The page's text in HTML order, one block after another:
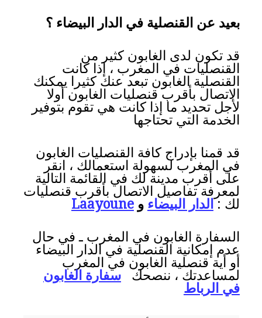
بعيد عن القنصلية في الدار البيضاء ؟
قد تكون لدى الغابون كثير من
القنصليات في المغرب ، إذا كانت
القنصلية الغابون تبعد عنك كثيرا يمكنك
الاتصال بأقرب قنصليات الغابون أولا
لأجل تحديد ما إذا كانت هي تقوم بتوفير
الخدمة التي تحتاجها
قد قمنا بإدراج كافة القنصليات الغابون
في المغرب لسهولة استعمالك ، انقر
على أقرب مدينة لك في القائمة التالية
لمعرفة تفاصيل الاتصال بأقرب قنصليات
لك : الدار البيضاء وLaayoune
السفارة الغابون في المغرب ـ في حال
عدم إمكانية القنصلية في الدار البيضاء
أو أية قنصلية الغابون في المغرب
لمساعدتك ، ننصحكسفارة الغابون
في الرباط